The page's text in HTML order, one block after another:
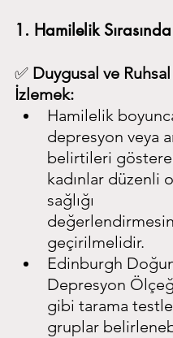
1. Hamilelik
✅ Duygusal ve Ruhsal
İzlemek:
Hamilelik
depresyon veya
belirtileri
kadınlar düzenli
sağlığı
geçirilmelidir.
Edinburgh
Depresyon
gibi tarama
gruplar